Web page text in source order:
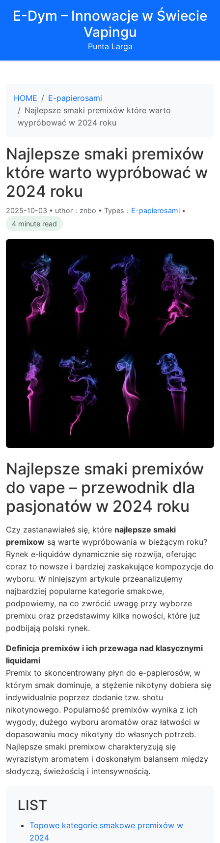
E-Dym – Innowacje w Świecie
Vapingu
Punta Larga
HOME
E-papierosami
Najlepsze smaki premixów które warto
wypróbować w 2024 roku
Najlepsze smaki premixów
które warto wypróbować w
2024 roku
2025-10-03 • uthor：znbo • Types： E-papierosami •
4 minute read
Najlepsze smaki premixów
do vape – przewodnik dla
pasjonatów w 2024 roku
Czy zastanawiałeś się, które najlepsze smaki
premixow są warte wypróbowania w bieżącym roku?
Rynek e-liquidów dynamicznie się rozwija, oferując
coraz to nowsze i bardziej zaskakujące kompozycje do
wyboru. W niniejszym artykule przeanalizujemy
najbardziej popularne kategorie smakowe,
podpowiemy, na co zwrócić uwagę przy wyborze
premixu oraz przedstawimy kilka nowości, które już
podbijają polski rynek.
Definicja premixów i ich przewaga nad klasycznymi
liquidami
Premix to skoncentrowany płyn do e-papierosów, w
którym smak dominuje, a stężenie nikotyny dobiera się
indywidualnie poprzez dodanie tzw. shotu
nikotynowego. Popularność premixów wynika z ich
wygody, dużego wyboru aromatów oraz łatwości w
dopasowaniu mocy nikotyny do własnych potrzeb.
Najlepsze smaki premixow charakteryzują się
wyrazistym aromatem i doskonałym balansem między
słodyczą, świeżością i intensywnością.
LIST
Topowe kategorie smakowe premixów w
2024